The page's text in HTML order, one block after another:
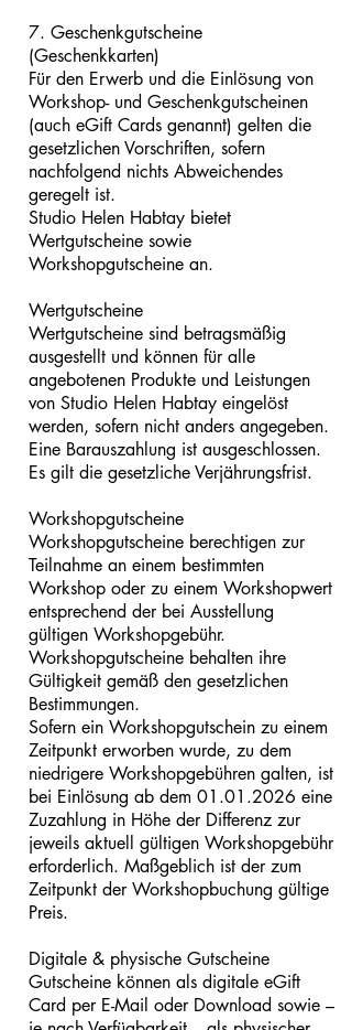
7. Geschenkgutscheine
(Geschenkkarten)
Für den Erwerb und die Einlösung von
Workshop- und Geschenkgutscheinen
(auch eGift Cards genannt) gelten die
gesetzlichen Vorschriften, sofern
nachfolgend nichts Abweichendes
geregelt ist.
Studio Helen Habtay bietet
Wertgutscheine sowie
Workshopgutscheine an.
Wertgutscheine
Wertgutscheine sind betragsmäßig
ausgestellt und können für alle
angebotenen Produkte und Leistungen
von Studio Helen Habtay eingelöst
werden, sofern nicht anders angegeben.
Eine Barauszahlung ist ausgeschlossen.
Es gilt die gesetzliche Verjährungsfrist.
Workshopgutscheine
Workshopgutscheine berechtigen zur
Teilnahme an einem bestimmten
Workshop oder zu einem Workshopwert
entsprechend der bei Ausstellung
gültigen Workshopgebühr.
Workshopgutscheine behalten ihre
Gültigkeit gemäß den gesetzlichen
Bestimmungen.
Sofern ein Workshopgutschein zu einem
Zeitpunkt erworben wurde, zu dem
niedrigere Workshopgebühren galten, ist
bei Einlösung ab dem 01.01.2026 eine
Zuzahlung in Höhe der Differenz zur
jeweils aktuell gültigen Workshopgebühr
erforderlich. Maßgeblich ist der zum
Zeitpunkt der Workshopbuchung gültige
Preis.
Digitale & physische Gutscheine
Gutscheine können als digitale eGift
Card per E-Mail oder Download sowie –